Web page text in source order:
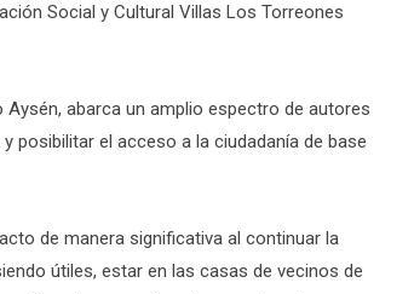
Social y Cultural Villas Los Torreones
abarca un amplio espectro de autores
posibilitar el acceso a la ciudadanía de base
de manera significativa al continuar la
útiles, estar en las casas de vecinos de